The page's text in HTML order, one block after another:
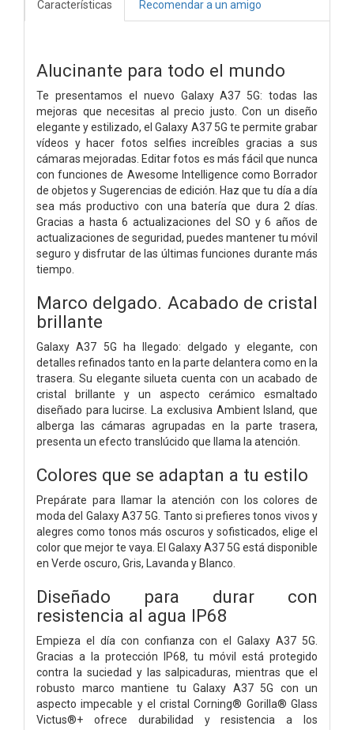
Características Recomendar a un amigo
Alucinante para todo el mundo
Te presentamos el nuevo Galaxy A37 5G: todas las
mejoras que necesitas al precio justo. Con un diseño
elegante y estilizado, el Galaxy A37 5G te permite grabar
vídeos y hacer fotos selfies increíbles gracias a sus
cámaras mejoradas. Editar fotos es más fácil que nunca
con funciones de Awesome Intelligence como Borrador
de objetos y Sugerencias de edición. Haz que tu día a día
sea más productivo con una batería que dura 2 días.
Gracias a hasta 6 actualizaciones del SO y 6 años de
actualizaciones de seguridad, puedes mantener tu móvil
seguro y disfrutar de las últimas funciones durante más
tiempo.
Marco delgado. Acabado de cristal
brillante
Galaxy A37 5G ha llegado: delgado y elegante, con
detalles refinados tanto en la parte delantera como en la
trasera. Su elegante silueta cuenta con un acabado de
cristal brillante y un aspecto cerámico esmaltado
diseñado para lucirse. La exclusiva Ambient Island, que
alberga las cámaras agrupadas en la parte trasera,
presenta un efecto translúcido que llama la atención.
Colores que se adaptan a tu estilo
Prepárate para llamar la atención con los colores de
moda del Galaxy A37 5G. Tanto si prefieres tonos vivos y
alegres como tonos más oscuros y sofisticados, elige el
color que mejor te vaya. El Galaxy A37 5G está disponible
en Verde oscuro, Gris, Lavanda y Blanco.
Diseñado para durar con
resistencia al agua IP68
Empieza el día con confianza con el Galaxy A37 5G.
Gracias a la protección IP68, tu móvil está protegido
contra la suciedad y las salpicaduras, mientras que el
robusto marco mantiene tu Galaxy A37 5G con un
aspecto impecable y el cristal Corning® Gorilla® Glass
Victus®+ ofrece durabilidad y resistencia a los